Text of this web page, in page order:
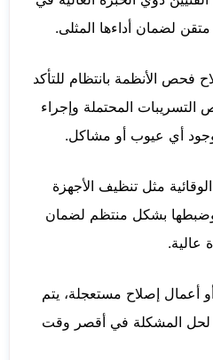
لضمان أداءها المثلى.
فحص الأنظمة بانتظام للتأكد
المحتملة وإجراء
وجود أي عيوب أو مشاكل.
مثل تنظيف الأجهزة
بشكل منتظم لضمان
عالية.
إصلاح مستعجلة، يتم
لحل المشكلة في أقصر وقت